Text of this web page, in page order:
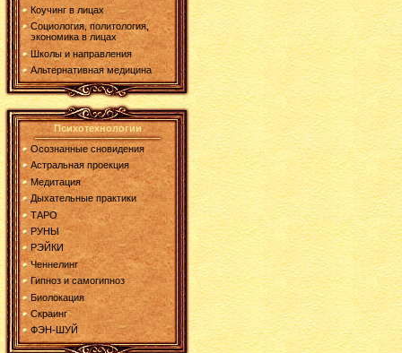
Коучинг в лицах
Социология, политология,
экономика в лицах
Школы и направления
Альтернативная медицина
Психотехнологии
Осознанные сновидения
Астральная проекция
Медитация
Дыхательные практики
ТАРО
РУНЫ
РЭЙКИ
Ченнелинг
Гипноз и самогипноз
Биолокация
Скраинг
ФЭН-ШУЙ